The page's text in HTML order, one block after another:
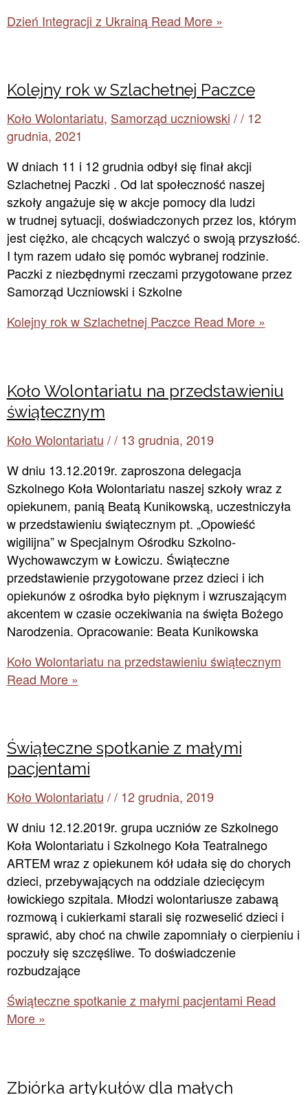
Dzień Integracji z UkrainąRead More »
Kolejny rok w Szlachetnej Paczce
Koło Wolontariatu, Samorząd uczniowski // 12
grudnia, 2021
W dniach 11 i 12 grudnia odbył się finał akcji
Szlachetnej Paczki . Od lat społeczność naszej
szkoły angażuje się w akcje pomocy dla ludzi
w trudnej sytuacji, doświadczonych przez los, którym
jest ciężko, ale chcących walczyć o swoją przyszłość.
I tym razem udało się pomóc wybranej rodzinie.
Paczki z niezbędnymi rzeczami przygotowane przez
Samorząd Uczniowski i Szkolne
Kolejny rok w Szlachetnej PaczceRead More »
Koło Wolontariatu na przedstawieniu
świątecznym
Koło Wolontariatu // 13 grudnia, 2019
W dniu 13.12.2019r. zaproszona delegacja
Szkolnego Koła Wolontariatu naszej szkoły wraz z
opiekunem, panią Beatą Kunikowską, uczestniczyła
w przedstawieniu świątecznym pt. „Opowieść
wigilijna” w Specjalnym Ośrodku Szkolno-
Wychowawczym w Łowiczu. Świąteczne
przedstawienie przygotowane przez dzieci i ich
opiekunów z ośrodka było pięknym i wzruszającym
akcentem w czasie oczekiwania na święta Bożego
Narodzenia. Opracowanie: Beata Kunikowska
Koło Wolontariatu na przedstawieniu świątecznym
Read More »
Świąteczne spotkanie z małymi
pacjentami
Koło Wolontariatu // 12 grudnia, 2019
W dniu 12.12.2019r. grupa uczniów ze Szkolnego
Koła Wolontariatu i Szkolnego Koła Teatralnego
ARTEM wraz z opiekunem kół udała się do chorych
dzieci, przebywających na oddziale dziecięcym
łowickiego szpitala. Młodzi wolontariusze zabawą
rozmową i cukierkami starali się rozweselić dzieci i
sprawić, aby choć na chwile zapomniały o cierpieniu i
poczuły się szczęśliwe. To doświadczenie
rozbudzające
Świąteczne spotkanie z małymi pacjentami Read
More »
Zbiórka artykułów dla małych